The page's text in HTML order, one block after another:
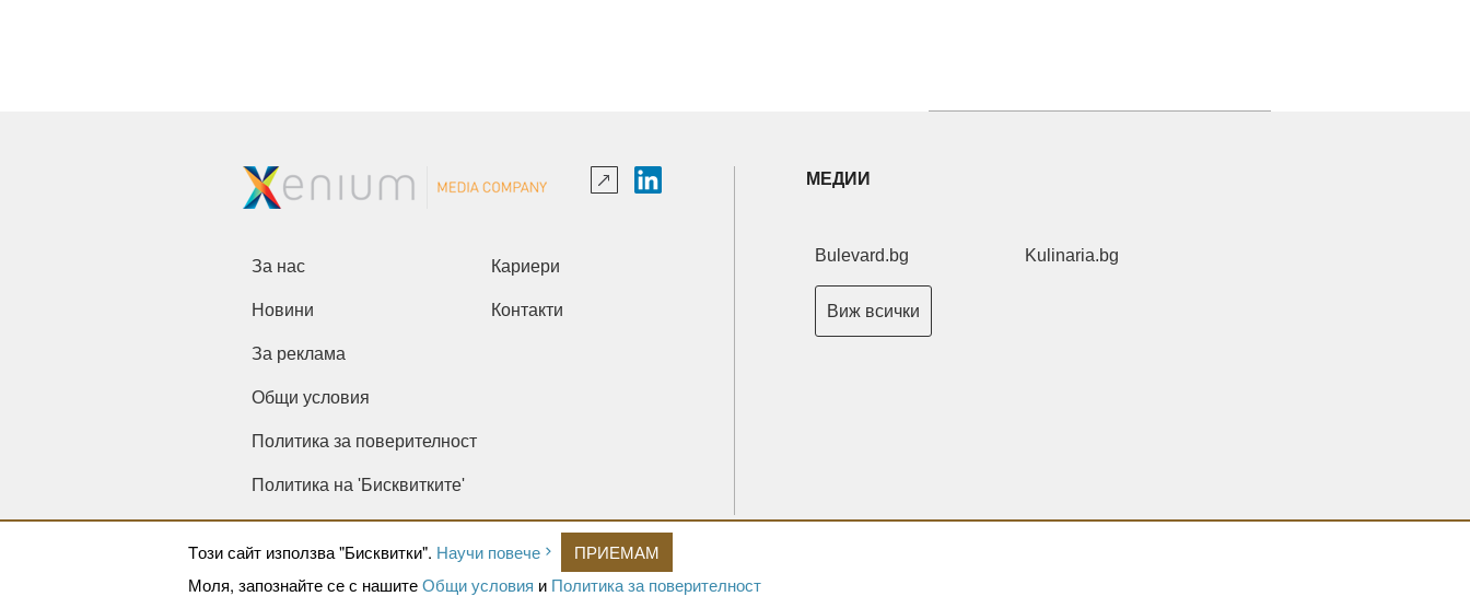
Tози сайт използва "Бисквитки". Научи повече
ПРИЕМАМ
Моля, запознайте се с нашитеОбщи условия и Политика за поверителност
За нас Кариери
Новини Контакти
За реклама
Общи условия
Политика за поверителност
Политика на 'Бисквитките'
МЕДИИ
Bulevard.bg Kulinaria.bg
Виж всички
Copyright © 2026 Ксениум ООД. Всички права запазени.